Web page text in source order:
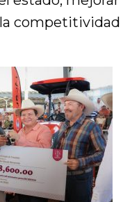
competitividad